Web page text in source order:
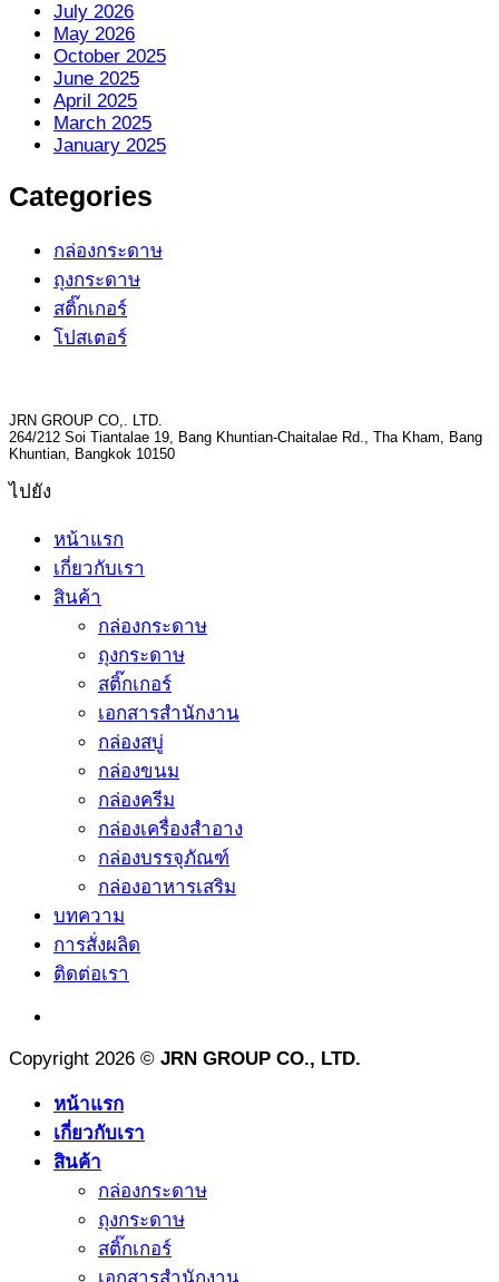
July 2026
May 2026
October 2025
June 2025
April 2025
March 2025
January 2025
Categories
กล่องกระดาษ
ถุงกระดาษ
สติ๊กเกอร์
โปสเตอร์
JRN GROUP CO,. LTD.
264/212 Soi Tiantalae 19, Bang Khuntian-Chaitalae Rd., Tha Kham, Bang
Khuntian, Bangkok 10150
ไปยัง
หน้าแรก
เกี่ยวกับเรา
สินค้า
กล่องกระดาษ
ถุงกระดาษ
สติ๊กเกอร์
เอกสารสำนักงาน
กล่องสบู่
กล่องขนม
กล่องครีม
กล่องเครื่องสำอาง
กล่องบรรจุภัณฑ์
กล่องอาหารเสริม
บทความ
การสั่งผลิด
ติดต่อเรา
Copyright 2026 © JRN GROUP CO., LTD.
หน้าแรก
เกี่ยวกับเรา
สินค้า
กล่องกระดาษ
ถุงกระดาษ
สติ๊กเกอร์